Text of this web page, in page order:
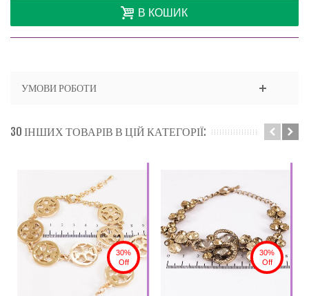
В КОШИК
УМОВИ РОБОТИ
30 ІНШИХ ТОВАРІВ В ЦІЙ КАТЕГОРІЇ:
30%
Off
30%
Off